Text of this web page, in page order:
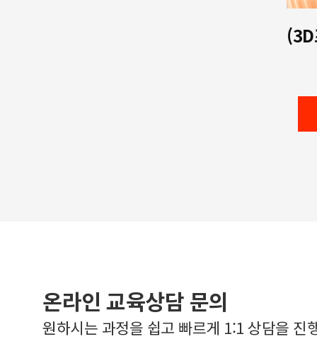
온라인 교육상담 문의
원하시는 과정을 쉽고 빠르게 1:1 상담을 진